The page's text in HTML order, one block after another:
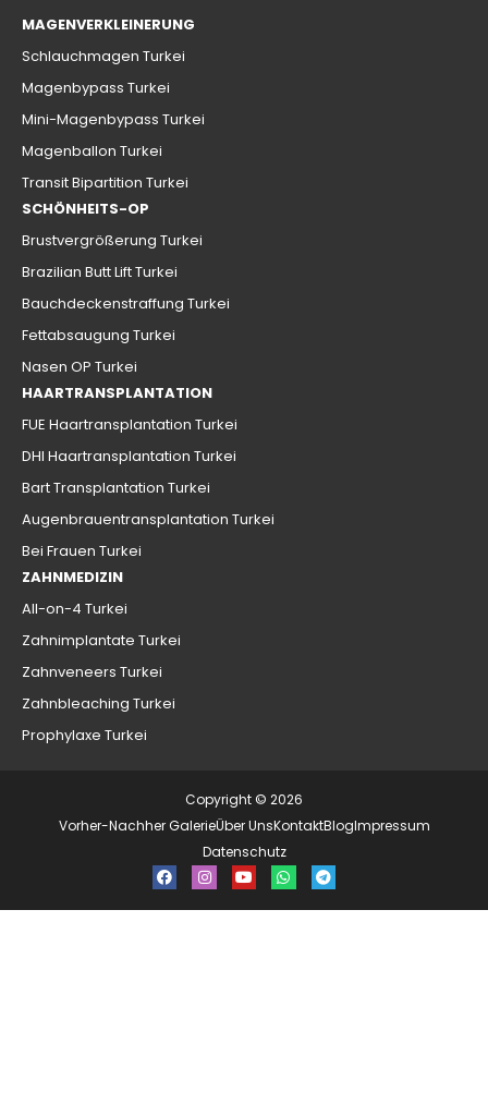
MAGENVERKLEINERUNG
Schlauchmagen Turkei
Magenbypass Turkei
Mini-Magenbypass Turkei
Magenballon Turkei
Transit Bipartition Turkei
SCHÖNHEITS-OP
Brustvergrößerung Turkei
Brazilian Butt Lift Turkei
Bauchdeckenstraffung Turkei
Fettabsaugung Turkei
Nasen OP Turkei
HAARTRANSPLANTATION
FUE Haartransplantation Turkei
DHI Haartransplantation Turkei
Bart Transplantation Turkei
Augenbrauentransplantation Turkei
Bei Frauen Turkei
ZAHNMEDIZIN
All-on-4 Turkei
Zahnimplantate Turkei
Zahnveneers Turkei
Zahnbleaching Turkei
Prophylaxe Turkei
Copyright © 2026
Vorher-Nachher GalerieÜber UnsKontaktBlogImpressum
Datenschutz